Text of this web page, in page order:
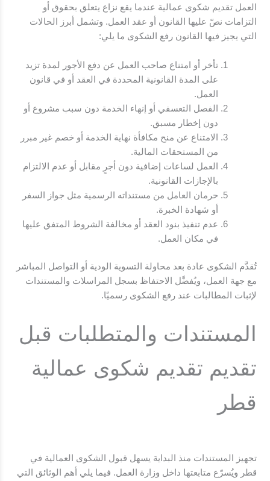
العمل تقديم شكوى عمالية عندما يقع نزاع يتعلق بحقوق أو
التزامات نصّ عليها القانون أو عقد العمل. وتشمل أبرز الحالات
التي يجيز فيها القانون رفع الشكوى ما يلي:
تأخر أو امتناع صاحب العمل عن دفع الأجور لمدة تزيد
على المدة القانونية المحددة في العقد أو في قانون
العمل.
الفصل التعسفي أو إنهاء الخدمة دون سبب مشروع أو
دون إخطار مسبق.
الامتناع عن منح مكافأة نهاية الخدمة أو خصم غير مبرر
من المستحقات المالية.
العمل لساعات إضافية دون أجرٍ مقابل أو عدم الالتزام
بالإجازات القانونية.
حرمان العامل من مستنداته الرسمية مثل جواز السفر
أو شهادة الخبرة.
عدم تنفيذ بنود العقد أو مخالفة الشروط المتفق عليها
في مكان العمل.
تُقدَّم الشكوى عادة بعد محاولة التسوية الودية أو التواصل المباشر
مع جهة العمل، ويُفضَّل الاحتفاظ بسجل المراسلات والمستندات
لإثبات المطالبات عند رفع الشكوى رسميًا.
المستندات والمتطلبات قبل
تقديم تقديم شكوى عمالية
قطر
تجهيز المستندات منذ البداية يسهل قبول الشكوى العمالية في
قطر ويُسرّع متابعتها داخل وزارة العمل. فيما يلي أهم الوثائق التي